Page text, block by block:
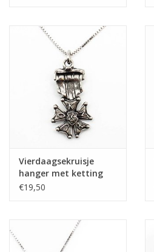
Vierdaagsekruisje
hanger met ketting
€19,50